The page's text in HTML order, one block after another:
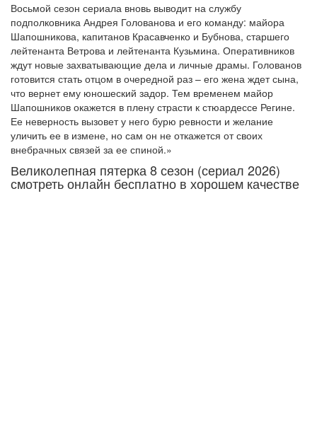
Восьмой сезон сериала вновь выводит на службу
подполковника Андрея Голованова и его команду: майора
Шапошникова, капитанов Красавченко и Бубнова, старшего
лейтенанта Ветрова и лейтенанта Кузьмина. Оперативников
ждут новые захватывающие дела и личные драмы. Голованов
готовится стать отцом в очередной раз – его жена ждет сына,
что вернет ему юношеский задор. Тем временем майор
Шапошников окажется в плену страсти к стюардессе Регине.
Ее неверность вызовет у него бурю ревности и желание
уличить ее в измене, но сам он не откажется от своих
внебрачных связей за ее спиной.»
Великолепная пятерка 8 сезон (сериал 2026)
смотреть онлайн бесплатно в хорошем качестве